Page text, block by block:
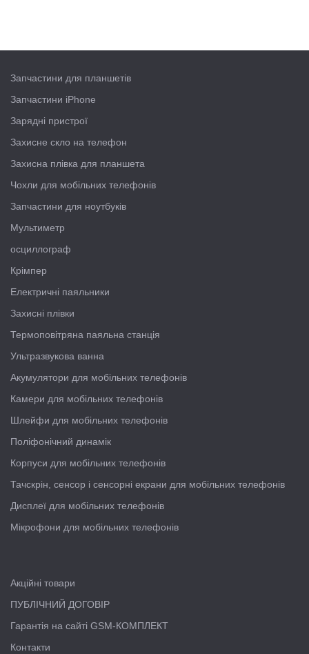
Запчастини для планшетів
Запчастини iPhone
Зарядні пристрої
Захисне скло на телефон
Захисна плівка для планшета
Чохли для мобільних телефонів
Запчастини для ноутбуків
Мультиметр
осциллограф
Крімпер
Електричні паяльники
Захисні плівки
Термоповітряна паяльна станція
Ультразвукова ванна
Акумулятори для мобільних телефонів
Камери для мобільних телефонів
Шлейфи для мобільних телефонів
Поліфонічний динамік
Корпуси для мобільних телефонів
Тачскрін, сенсор і сенсорні екрани для мобільних телефонів
Дисплеї для мобільних телефонів
Мікрофони для мобільних телефонів
Акційні товари
ПУБЛІЧНИЙ ДОГОВІР
Гарантія на сайті GSM-КОМПЛЕКТ
Контакти